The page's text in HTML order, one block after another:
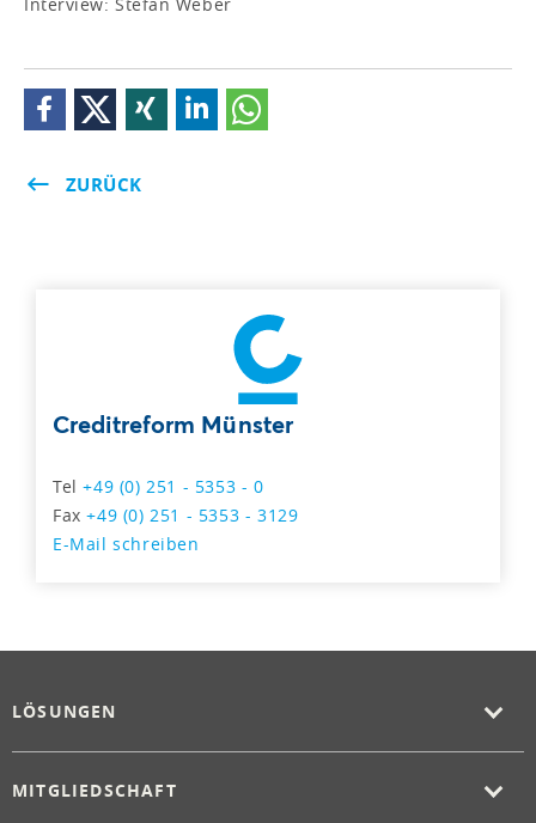
ZURÜCK
Creditreform Münster
Tel+49 (0) 251 - 5353 - 0
Fax+49 (0) 251 - 5353 - 3129
E-Mail schreiben
LÖSUNGEN
MITGLIEDSCHAFT